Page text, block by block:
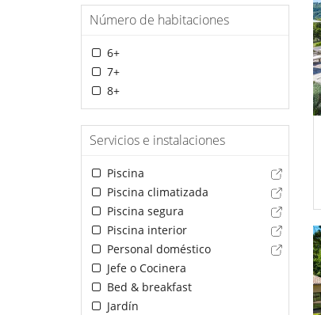
Número de habitaciones
6+
7+
8+
Servicios e instalaciones
Piscina
Piscina climatizada
Piscina segura
Piscina interior
Personal doméstico
Jefe o Cocinera
Bed & breakfast
Jardín